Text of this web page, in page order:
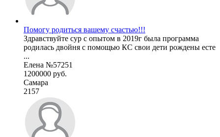
Помогу родиться вашему счастью!!!
Здравствуйте сур с опытом в 2019г была программа
родилась двойня с помощью КС свои дети рождены есте
...
Елена №57251
1200000 руб.
Самара
2157